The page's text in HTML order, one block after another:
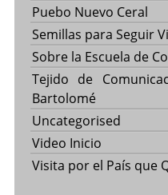
Puebo Nuevo Ceral
Semillas para Seguir
Sobre la Escuela de
Tejido de
Bartolomé
Uncategorised
Video Inicio
Visita por el País que